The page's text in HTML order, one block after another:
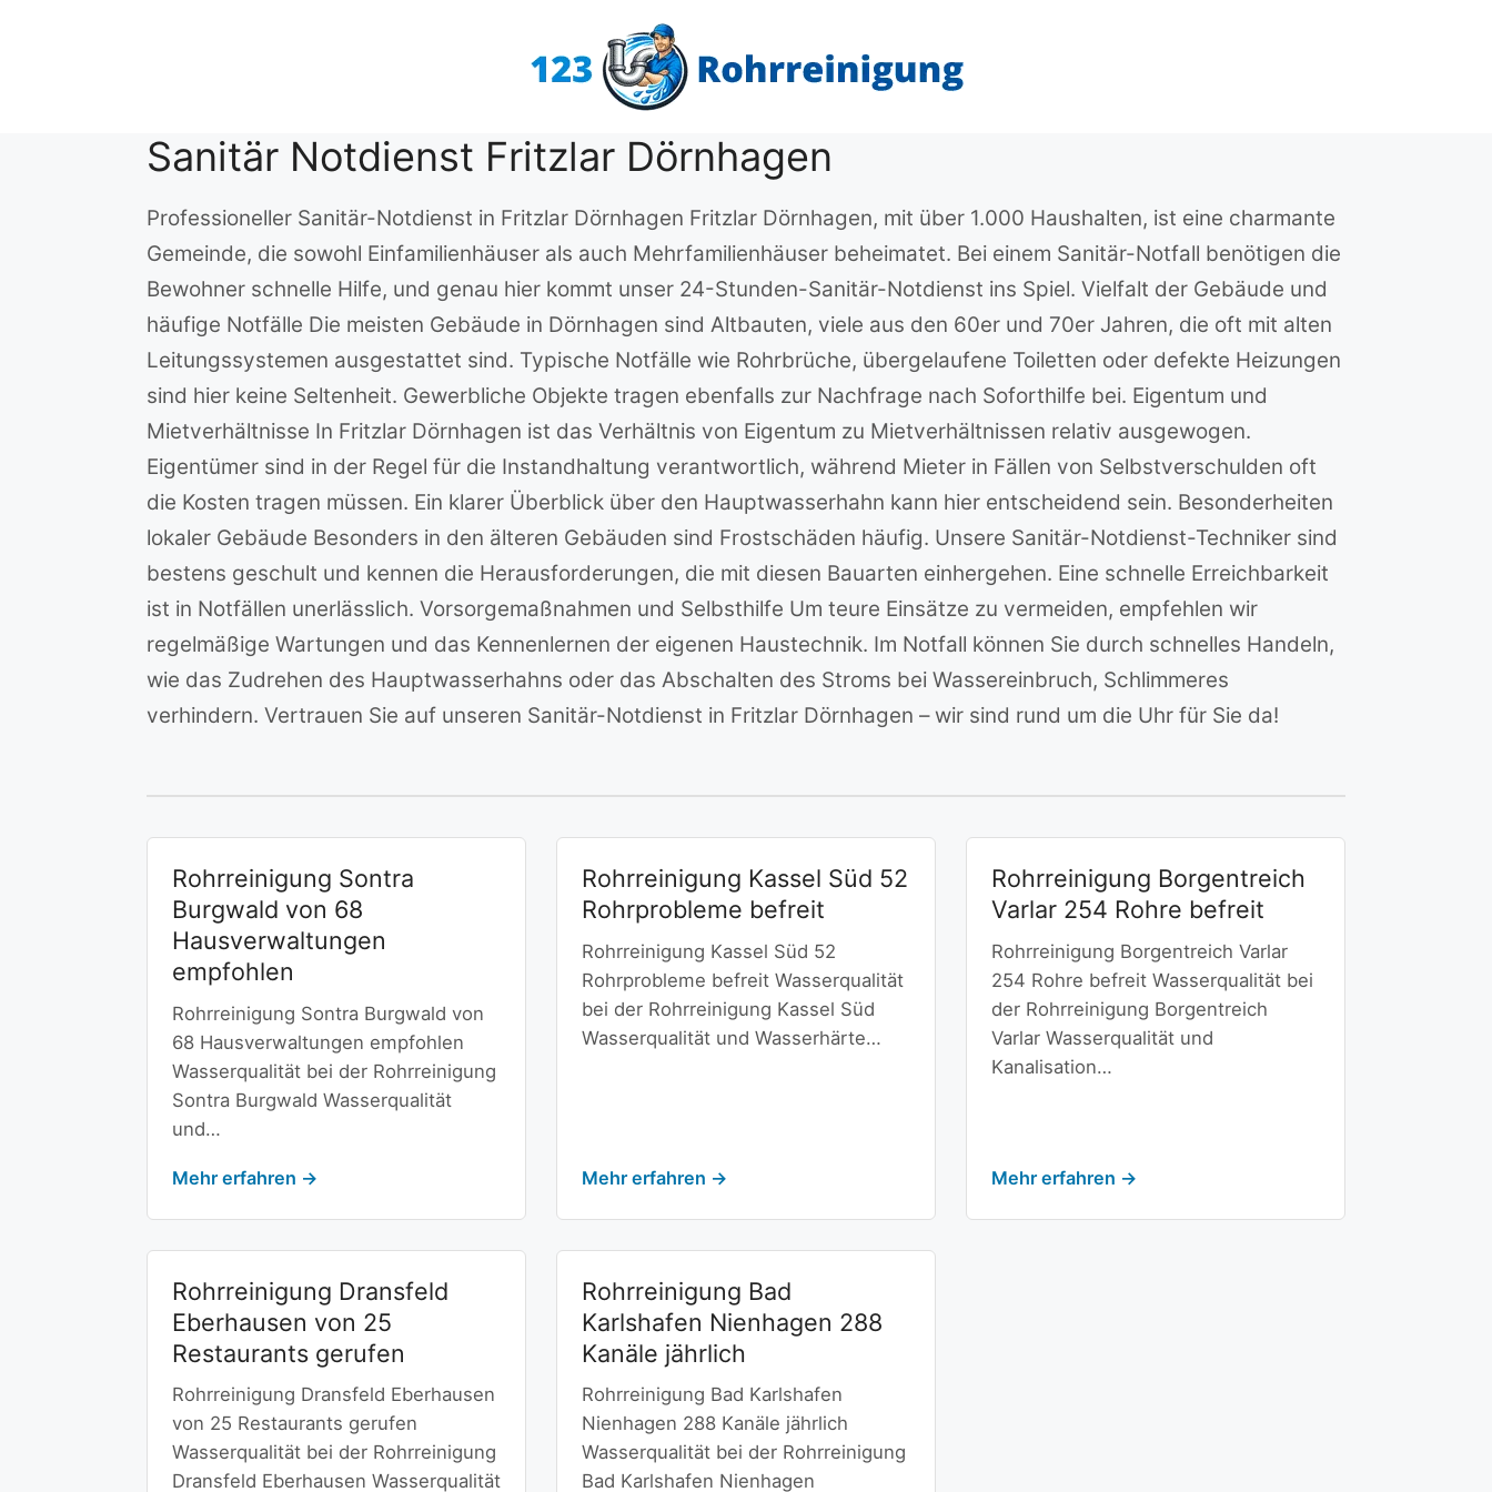
Sanitär Notdienst Fritzlar Dörnhagen
Professioneller Sanitär-Notdienst in Fritzlar Dörnhagen Fritzlar Dörnhagen, mit über 1.000 Haushalten, ist eine charmante
Gemeinde, die sowohl Einfamilienhäuser als auch Mehrfamilienhäuser beheimatet. Bei einem Sanitär-Notfall benötigen die
Bewohner schnelle Hilfe, und genau hier kommt unser 24-Stunden-Sanitär-Notdienst ins Spiel. Vielfalt der Gebäude und
häufige Notfälle Die meisten Gebäude in Dörnhagen sind Altbauten, viele aus den 60er und 70er Jahren, die oft mit alten
Leitungssystemen ausgestattet sind. Typische Notfälle wie Rohrbrüche, übergelaufene Toiletten oder defekte Heizungen
sind hier keine Seltenheit. Gewerbliche Objekte tragen ebenfalls zur Nachfrage nach Soforthilfe bei. Eigentum und
Mietverhältnisse In Fritzlar Dörnhagen ist das Verhältnis von Eigentum zu Mietverhältnissen relativ ausgewogen.
Eigentümer sind in der Regel für die Instandhaltung verantwortlich, während Mieter in Fällen von Selbstverschulden oft
die Kosten tragen müssen. Ein klarer Überblick über den Hauptwasserhahn kann hier entscheidend sein. Besonderheiten
lokaler Gebäude Besonders in den älteren Gebäuden sind Frostschäden häufig. Unsere Sanitär-Notdienst-Techniker sind
bestens geschult und kennen die Herausforderungen, die mit diesen Bauarten einhergehen. Eine schnelle Erreichbarkeit
ist in Notfällen unerlässlich. Vorsorgemaßnahmen und Selbsthilfe Um teure Einsätze zu vermeiden, empfehlen wir
regelmäßige Wartungen und das Kennenlernen der eigenen Haustechnik. Im Notfall können Sie durch schnelles Handeln,
wie das Zudrehen des Hauptwasserhahns oder das Abschalten des Stroms bei Wassereinbruch, Schlimmeres
verhindern. Vertrauen Sie auf unseren Sanitär-Notdienst in Fritzlar Dörnhagen – wir sind rund um die Uhr für Sie da!
Rohrreinigung Sontra
Burgwald von 68
Hausverwaltungen
empfohlen
Rohrreinigung Sontra Burgwald von
68 Hausverwaltungen empfohlen
Wasserqualität bei der Rohrreinigung
Sontra Burgwald Wasserqualität
und…
Mehr erfahren →
Rohrreinigung Kassel Süd 52
Rohrprobleme befreit
Rohrreinigung Kassel Süd 52
Rohrprobleme befreit Wasserqualität
bei der Rohrreinigung Kassel Süd
Wasserqualität und Wasserhärte…
Mehr erfahren →
Rohrreinigung Borgentreich
Varlar 254 Rohre befreit
Rohrreinigung Borgentreich Varlar
254 Rohre befreit Wasserqualität bei
der Rohrreinigung Borgentreich
Varlar Wasserqualität und
Kanalisation…
Mehr erfahren →
Rohrreinigung Dransfeld
Eberhausen von 25
Restaurants gerufen
Rohrreinigung Dransfeld Eberhausen
von 25 Restaurants gerufen
Wasserqualität bei der Rohrreinigung
Dransfeld Eberhausen Wasserqualität
Rohrreinigung Bad
Karlshafen Nienhagen 288
Kanäle jährlich
Rohrreinigung Bad Karlshafen
Nienhagen 288 Kanäle jährlich
Wasserqualität bei der Rohrreinigung
Bad Karlshafen Nienhagen